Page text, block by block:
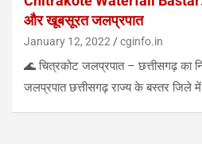
और खूबसूरत जलप्रपात
January 12, 2022 cginfo.in
🌊 चित्रकोट जलप्रपात – छत्तीसगढ़ का
जलप्रपात छत्तीसगढ़ राज्य के बस्तर जिले